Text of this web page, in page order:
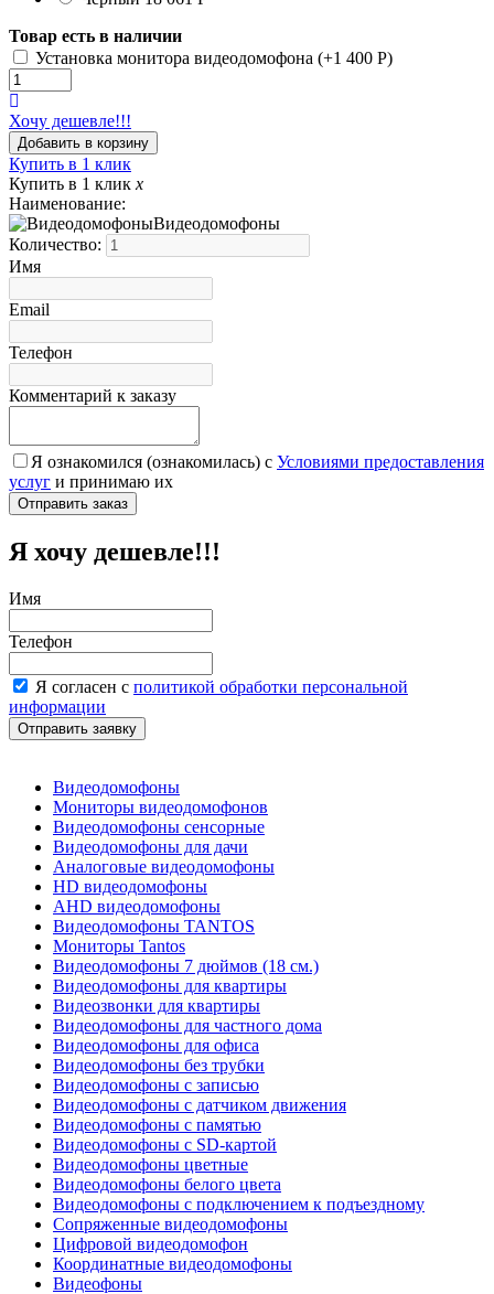
Товар есть в наличии
Установка монитора видеодомофона (+1 400 Р)
Хочу дешевле!!!
Купить в 1 клик
Купить в 1 клик x
Наименование:
Видеодомофоны
Количество:
Имя
Email
Телефон
Комментарий к заказу
Я ознакомился (ознакомилась) с Условиями предоставления
услуг и принимаю их
Я хочу дешевле!!!
Имя
Телефон
Я согласен с политикой обработки персональной
информации
Видеодомофоны
Мониторы видеодомофонов
Видеодомофоны сенсорные
Видеодомофоны для дачи
Аналоговые видеодомофоны
HD видеодомофоны
AHD видеодомофоны
Видеодомофоны TANTOS
Мониторы Tantos
Видеодомофоны 7 дюймов (18 см.)
Видеодомофоны для квартиры
Видеозвонки для квартиры
Видеодомофоны для частного дома
Видеодомофоны для офиса
Видеодомофоны без трубки
Видеодомофоны с записью
Видеодомофоны с датчиком движения
Видеодомофоны с памятью
Видеодомофоны с SD-картой
Видеодомофоны цветные
Видеодомофоны белого цвета
Видеодомофоны с подключением к подъездному
Сопряженные видеодомофоны
Цифровой видеодомофон
Координатные видеодомофоны
Видеофоны